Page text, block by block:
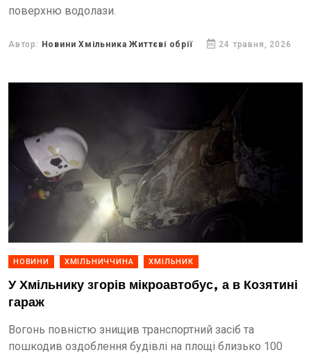
поверхню водолази.
Автор: Новини Хмільника Життєві обрії 24 травня, 2026
НОВИНИ ХМІЛЬНИЧЧИНА ХМІЛЬНИК
У Хмільнику згорів мікроавтобус, а в Козятині
гараж
Вогонь повністю знищив транспортний засіб та
пошкодив оздоблення будівлі на площі близько 100